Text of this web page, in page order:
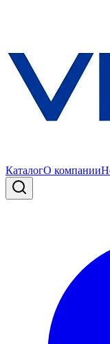
КаталогО компании